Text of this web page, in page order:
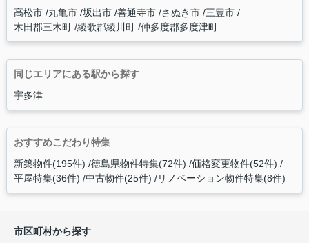
高松市 丸亀市 坂出市 善通寺市 さぬき市 三豊市
木田郡三木町 綾歌郡綾川町 仲多度郡多度津町
同じエリアにある駅から探す
宇多津
おすすめこだわり特集
新築物件(195件) 徳島県物件特集(72件) 価格変更物件(52件)
平屋特集(36件) 中古物件(25件) リノベーション物件特集(8件)
市区町村から探す